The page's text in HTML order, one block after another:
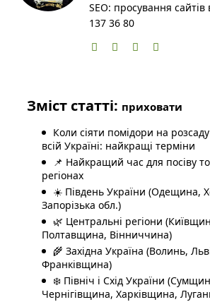
SEO: просування
137 36 80
Зміст статті: приховати
Коли сіяти помідори на
всій Україні: найкращі терміни
📌 Найкращий час для посіву
регіонах
☀️ Південь України (Одещина,
Запорізька обл.)
🌿 Центральні регіони
Полтавщина, Вінниччина)
🌾 Західна Україна (Волинь,
Франківщина)
❄️ Північ і Схід України
Чернігівщина, Харківщина,